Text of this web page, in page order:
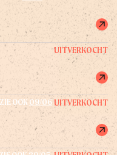
UITVERKOCHT
UITVERKOCHT
ZIE OOK09/06